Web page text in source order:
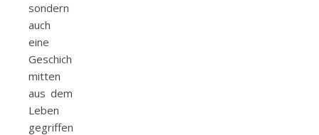
sondern
auch
eine
Geschichte,
mitten
aus dem
Leben
gegriffen,